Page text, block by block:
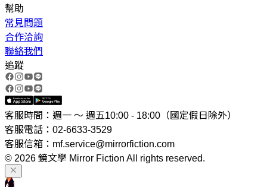
幫助
常見問題
合作洽詢
聯絡我們
追蹤
客服時間：週一 ～ 週五10:00 - 18:00（國定假日除外）
客服電話：02-6633-3529
客服信箱：mf.service@mirrorfiction.com
© 2026 鏡文學 Mirror Fiction All rights reserved.